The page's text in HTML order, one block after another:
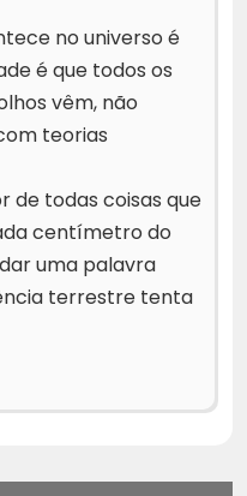
no universo é
é que todos os
vêm, não
teorias
de todas coisas que
centímetro do
uma palavra
terrestre tenta